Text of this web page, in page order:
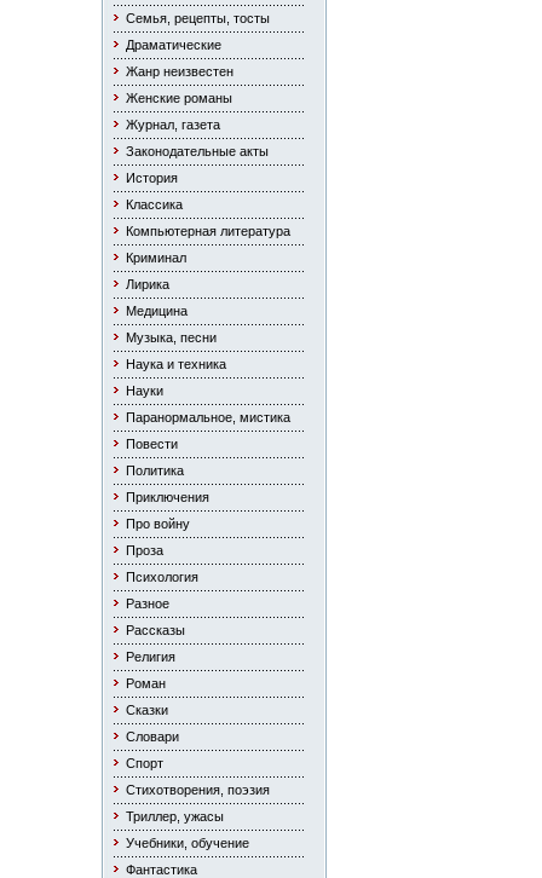
Семья, рецепты, тосты
Драматические
Жанр неизвестен
Женские романы
Журнал, газета
Законодательные акты
История
Классика
Компьютерная литература
Криминал
Лирика
Медицина
Музыка, песни
Наука и техника
Науки
Паранормальное, мистика
Повести
Политика
Приключения
Про войну
Проза
Психология
Разное
Рассказы
Религия
Роман
Сказки
Словари
Спорт
Стихотворения, поэзия
Триллер, ужасы
Учебники, обучение
Фантастика